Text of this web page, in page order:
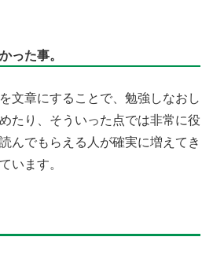
った事。
文章にすることで、勉強しなおし
たり、そういった点では非常に役
んでもらえる人が確実に増えてき
います。